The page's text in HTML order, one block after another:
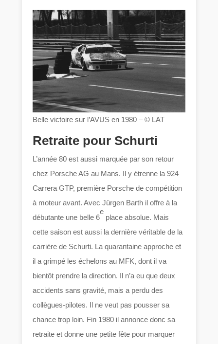
Belle victoire sur l’AVUS en 1980 – © LAT
Retraite pour Schurti
L’année 80 est aussi marquée par son retour
chez Porsche AG au Mans. Il y étrenne la 924
Carrera GTP, première Porsche de compétition
à moteur avant. Avec Jürgen Barth il offre à la
débutante une belle 6
e
place absolue. Mais
cette saison est aussi la dernière véritable de la
carrière de Schurti. La quarantaine approche et
il a grimpé les échelons au MFK, dont il va
bientôt prendre la direction. Il n’a eu que deux
accidents sans gravité, mais a perdu des
collègues-pilotes. Il ne veut pas pousser sa
chance trop loin. Fin 1980 il annonce donc sa
retraite et donne une petite fête pour marquer